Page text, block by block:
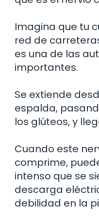
Imagina que tu
red de
es una de las
importantes.
Se extiende
espalda,
los glúteos, y
Cuando este
comprime,
intenso que se
descarga
debilidad en la